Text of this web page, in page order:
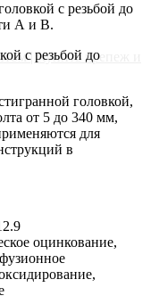
с резьбой до
головкой,
от 5 до 340 мм,
для
в
оцинкование,